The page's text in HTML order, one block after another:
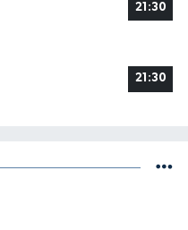
21:30
21:30